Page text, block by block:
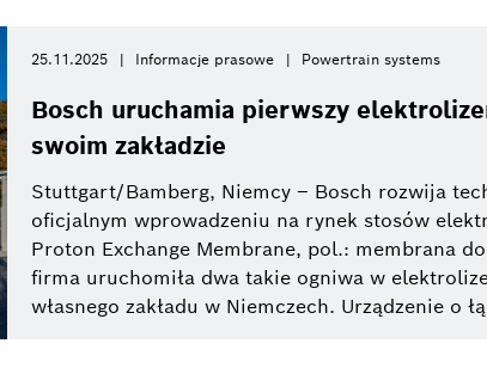
25.11.2025 Informacje prasowe Powertrain systems
Bosch uruchamia pierwszy
swoim zakładzie
Stuttgart/Bamberg, Niemcy – Bosch rozwija
oficjalnym wprowadzeniu na rynek stosów
Proton Exchange Membrane, pol.: membrana
firma uruchomiła dwa takie ogniwa w
własnego zakładu w Niemczech. Urządzenie o